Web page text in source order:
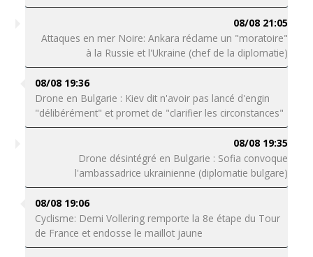
08/08 21:05
Attaques en mer Noire: Ankara réclame un "moratoire"
à la Russie et l'Ukraine (chef de la diplomatie)
08/08 19:36
Drone en Bulgarie : Kiev dit n'avoir pas lancé d'engin
"délibérément" et promet de "clarifier les circonstances"
08/08 19:35
Drone désintégré en Bulgarie : Sofia convoque
l'ambassadrice ukrainienne (diplomatie bulgare)
08/08 19:06
Cyclisme: Demi Vollering remporte la 8e étape du Tour
de France et endosse le maillot jaune